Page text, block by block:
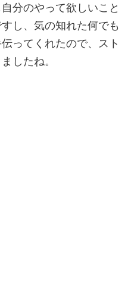
分のやって欲しいこと
し、気の知れた何でも
ってくれたので、スト
したね。